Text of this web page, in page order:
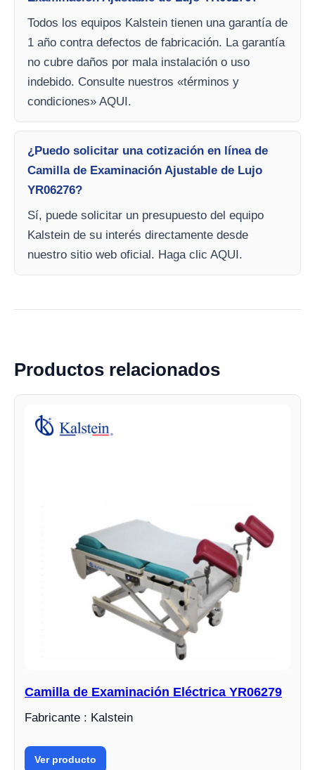
Todos los equipos Kalstein tienen una garantía de
1 año contra defectos de fabricación. La garantía
no cubre daños por mala instalación o uso
indebido. Consulte nuestros «términos y
condiciones» AQUI.
¿Puedo solicitar una cotización en línea de
Camilla de Examinación Ajustable de Lujo
YR06276?
Sí, puede solicitar un presupuesto del equipo
Kalstein de su interés directamente desde
nuestro sitio web oficial. Haga clic AQUI.
Productos relacionados
Camilla de Examinación Eléctrica YR06279
Fabricante : Kalstein
Ver producto